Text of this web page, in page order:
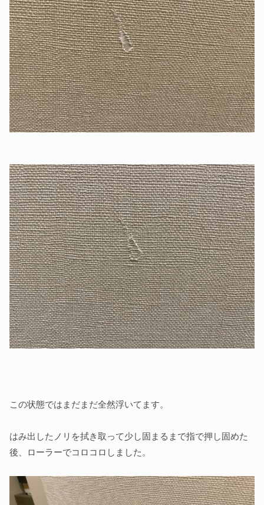
この状態ではまだまだ全然浮いてます。
はみ出したノリを拭き取って少し固まるまで指で押し固めた
後、ローラーでコロコロしました。